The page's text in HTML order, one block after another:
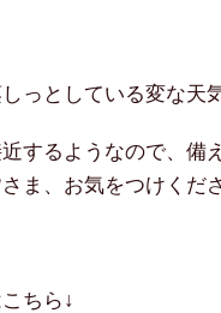
っとしている変な天
するようなので、備
ま、お気をつけくだ
ちら↓